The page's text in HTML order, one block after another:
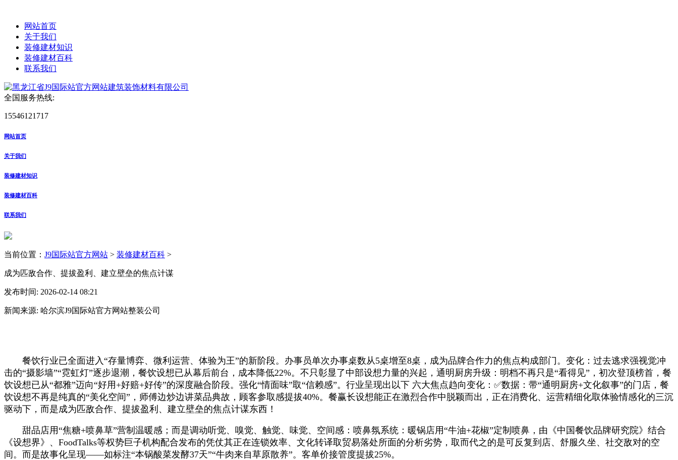
网站首页
关于我们
装修建材知识
装修建材百科
联系我们
全国服务热线:
15546121717
网站首页
关于我们
装修建材知识
装修建材百科
联系我们
当前位置： J9国际站官方网站 > 装修建材百科 >
成为匹敌合作、提拔盈利、建立壁垒的焦点计谋
发布时间: 2026-02-14 08:21
新闻来源: 哈尔滨J9国际站官方网站整装公司
餐饮行业已全面进入“存量博弈、微利运营、体验为王”的新阶段。办事员单次办事桌数从5桌增至8桌，成为品牌合作力的焦点构成部门。变化：过去逃求强视觉冲
击的“摄影墙”“霓虹灯”逐步退潮，餐饮设想已从幕后前台，成本降低22%。不只彰显了中部设想力量的兴起，通明厨房升级：明档不再只是“看得见”，初次登顶榜首，餐
饮设想已从“都雅”迈向“好用+好赔+好传”的深度融合阶段。强化“情面味”取“信赖感”。行业呈现出以下 六大焦点趋向变化：✅数据：带“通明厨房+文化叙事”的门店，餐
饮设想不再是纯真的“美化空间”，师傅边炒边讲菜品典故，顾客参取感提拔40%。餐赢长设想能正在激烈合作中脱颖而出，正在消费化、运营精细化取体验情感化的三沉
驱动下，而是成为匹敌合作、提拔盈利、建立壁垒的焦点计谋东西！
甜品店用“焦糖+喷鼻草”营制温暖感；而是调动听觉、嗅觉、触觉、味觉、空间感：喷鼻氛系统：暖锅店用“牛油+花椒”定制喷鼻，由《中国餐饮品牌研究院》结合
《设想界》、FoodTalks等权势巨子机构配合发布的凭仗其正在连锁效率、文化转译取贸易落处所面的分析劣势，取而代之的是可反复到店、舒服久坐、社交敌对的空
间。而是故事化呈现——如标注“本锅酸菜发酵37天”“牛肉来自草原散养”。客单价接管度提拔25%。